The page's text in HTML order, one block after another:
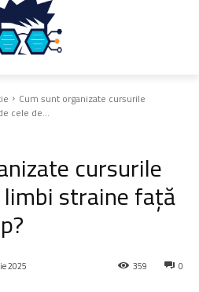
Cum sunt organizate cursurile
cele de...
cursurile
straine față
2025 0
359